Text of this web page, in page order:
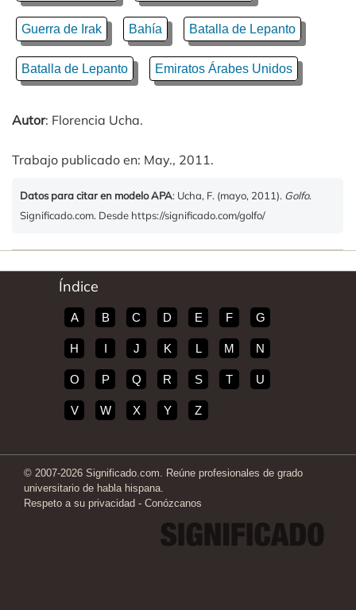
Guerra de Irak Bahía Batalla de Lepanto
Batalla de Lepanto Emiratos Árabes Unidos
Autor: Florencia Ucha.
Trabajo publicado en: May., 2011.
Datos para citar en modelo APA: Ucha, F. (mayo, 2011). Golfo.
Significado.com. Desde https://significado.com/golfo/
Índice
A B C D E F G
H I J K L M N
O P Q R S T U
V W X Y Z
© 2007-2026 Significado.com. Reúne profesionales de grado
universitario de habla hispana.
Respeto a su privacidad - Conózcanos